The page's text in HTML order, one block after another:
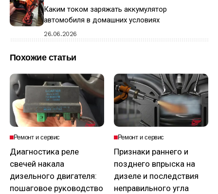
Каким током заряжать аккумулятор
автомобиля в домашних условиях
26.06.2026
Похожие статьи
Ремонт и сервис
Диагностика реле
свечей накала
дизельного двигателя:
пошаговое руководство
Ремонт и сервис
Признаки раннего и
позднего впрыска на
дизеле и последствия
неправильного угла